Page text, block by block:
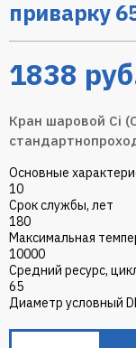
приварку
1838
Кран шаровой Ci
Основные
10
Срок службы, лет
180
Максимальная
10000
Средний ресурс,
65
Диаметр условный